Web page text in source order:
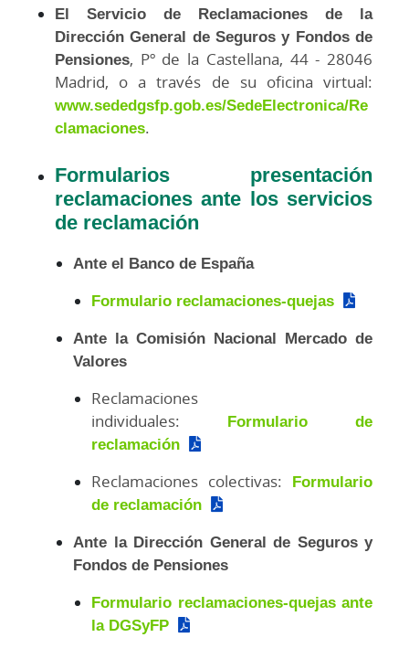
El Servicio de Reclamaciones de la
Dirección General de Seguros y Fondos de
Pensiones, Pº de la Castellana, 44 - 28046
Madrid, o a través de su oficina virtual:
www.sededgsfp.gob.es/SedeElectronica/Re
clamaciones.
Formularios presentación
reclamaciones ante los servicios
de reclamación
Ante el Banco de España
Formulario reclamaciones-quejas
Ante la Comisión Nacional Mercado de
Valores
Reclamaciones
individuales: Formulario de
reclamación
Reclamaciones colectivas: Formulario
de reclamación
Ante la Dirección General de Seguros y
Fondos de Pensiones
Formulario reclamaciones-quejas ante
la DGSyFP